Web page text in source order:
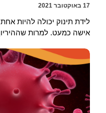
17 באוקטובר 2021
לידת תינוק יכולה להיות
אישה כמעט. למרות